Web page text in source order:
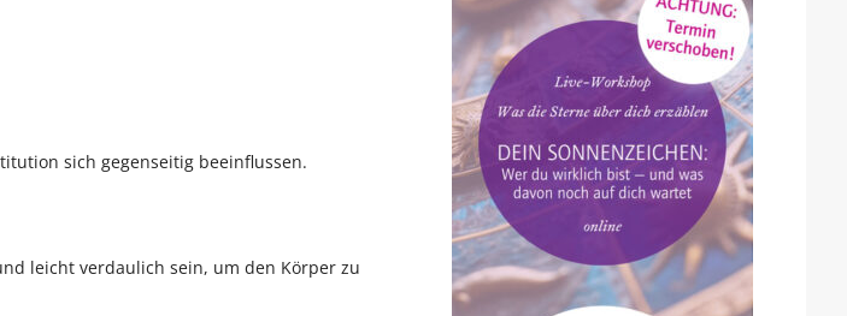
sich gegenseitig beeinflussen.
leicht verdaulich sein, um den Körper zu